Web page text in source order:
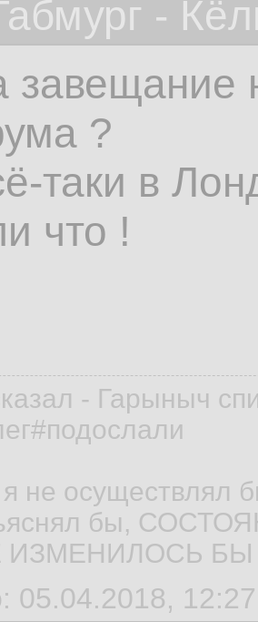
-
завещание
?
таки в
что !
- Гарыныч
не осуществлял
бы,
БЫ
05.04.2018,